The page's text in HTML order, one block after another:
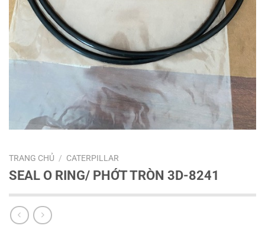
TRANG CHỦ / CATERPILLAR
SEAL O RING/ PHỚT TRÒN 3D-8241